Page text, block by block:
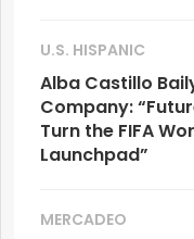
U.S. HISPANIC
Alba Castillo
Company:
Turn the FIFA
Launchpad”
MERCADEO